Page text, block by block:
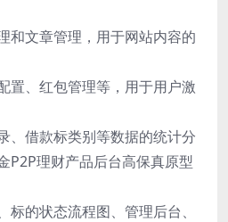
和文章管理，用于网站内容的
置、红包管理等，用于用户激
、借款标类别等数据的统计分
P2P理财产品后台高保真原型
的状态流程图、管理后台、